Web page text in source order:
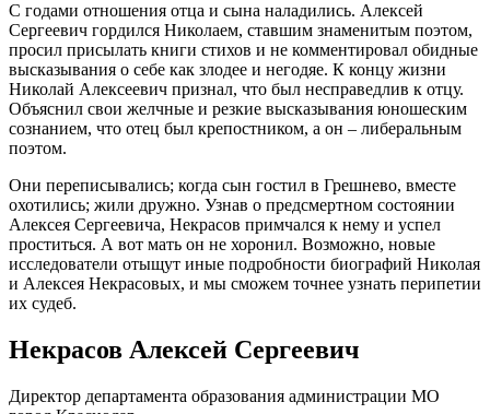
С годами отношения отца и сына наладились. Алексей
Сергеевич гордился Николаем, ставшим знаменитым поэтом,
просил присылать книги стихов и не комментировал обидные
высказывания о себе как злодее и негодяе. К концу жизни
Николай Алексеевич признал, что был несправедлив к отцу.
Объяснил свои желчные и резкие высказывания юношеским
сознанием, что отец был крепостником, а он – либеральным
поэтом.
Они переписывались; когда сын гостил в Грешнево, вместе
охотились; жили дружно. Узнав о предсмертном состоянии
Алексея Сергеевича, Некрасов примчался к нему и успел
проститься. А вот мать он не хоронил. Возможно, новые
исследователи отыщут иные подробности биографий Николая
и Алексея Некрасовых, и мы сможем точнее узнать перипетии
их судеб.
Некрасов Алексей Сергеевич
Директор департамента образования администрации МО